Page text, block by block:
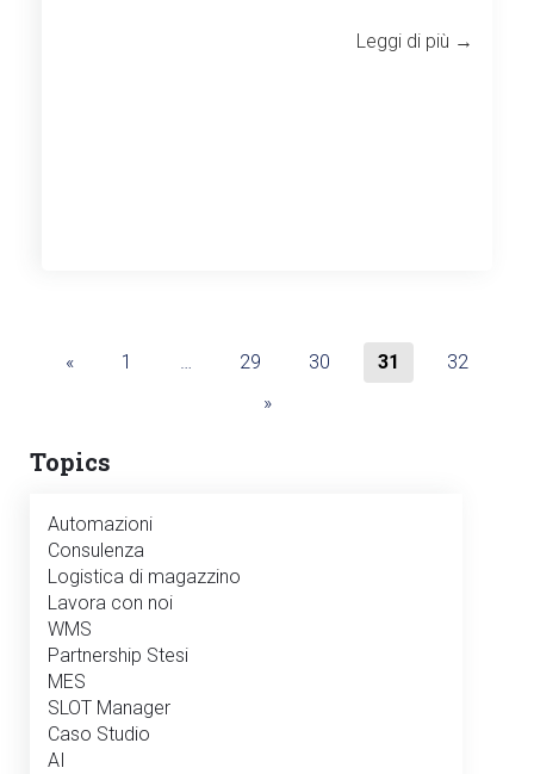
Leggi di più →
« 1 … 29 30 31
32
»
Topics
Automazioni
Consulenza
Logistica di magazzino
Lavora con noi
WMS
Partnership Stesi
MES
SLOT Manager
Caso Studio
AI